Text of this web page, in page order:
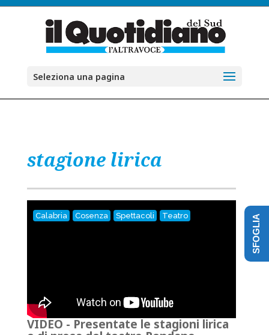
Seleziona una pagina
stagione lirica
Calabria Cosenza Spettacoli Teatro
VIDEO - Presentate le stagioni lirica
SFOGLIA